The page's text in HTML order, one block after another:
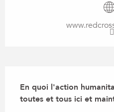
En quoi l'action
toutes et tous ici et